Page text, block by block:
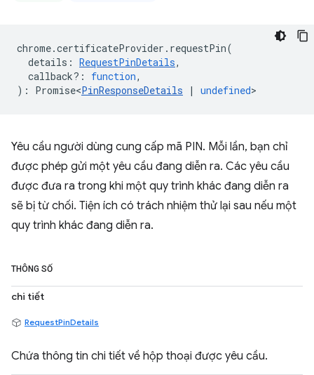
chrome.certificateProvider . requestPin(
details : RequestPinDetails,
callback? : function,
) : Promise<PinResponseDetails | undefined>
Yêu cầu người dùng cung cấp mã PIN. Mỗi lần, bạn chỉ
được phép gửi một yêu cầu đang diễn ra. Các yêu cầu
được đưa ra trong khi một quy trình khác đang diễn ra
sẽ bị từ chối. Tiện ích có trách nhiệm thử lại sau nếu một
quy trình khác đang diễn ra.
THÔNG SỐ
chi tiết
RequestPinDetails
Chứa thông tin chi tiết về hộp thoại được yêu cầu.